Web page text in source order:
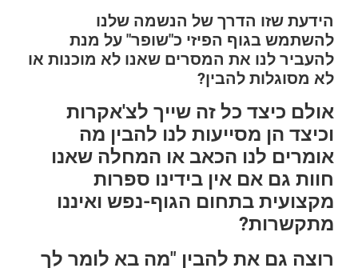
הידעת שזו הדרך של הנשמה שלנו
להשתמש בגוף הפיזי כ"שופר" על מנת
להעביר לנו את המסרים שאנו לא מוכנות או
לא מסוגלות להבין?
אולם כיצד כל זה שייך לצ'אקרות
וכיצד הן מסייעות לנו להבין מה
אומרים לנו הכאב או המחלה שאנו
חוות גם אם אין בידינו ספרות
מקצועית בתחום הגוף-נפש ואיננו
מתקשרות?
רוצה גם את להבין "מה בא לומר לך